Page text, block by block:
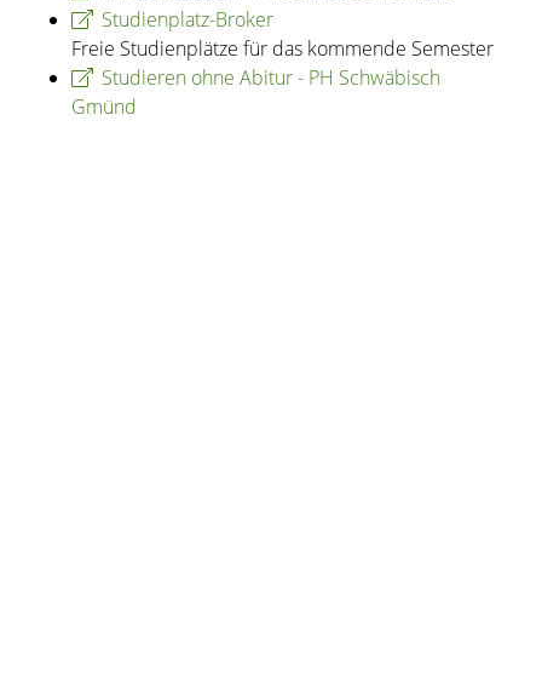
Studienplatz-Broker
Freie Studienplätze für das kommende Semester
Studieren ohne Abitur - PH Schwäbisch
Gmünd